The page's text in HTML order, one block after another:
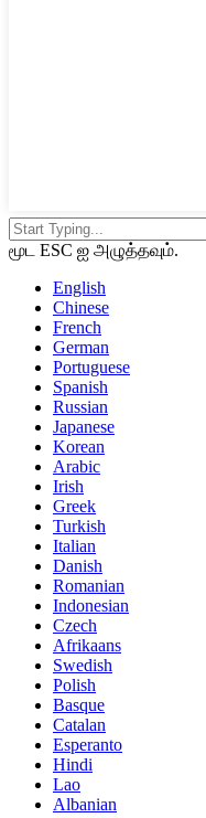
மூட ESC ஐ அழுத்தவும்.
English
Chinese
French
German
Portuguese
Spanish
Russian
Japanese
Korean
Arabic
Irish
Greek
Turkish
Italian
Danish
Romanian
Indonesian
Czech
Afrikaans
Swedish
Polish
Basque
Catalan
Esperanto
Hindi
Lao
Albanian